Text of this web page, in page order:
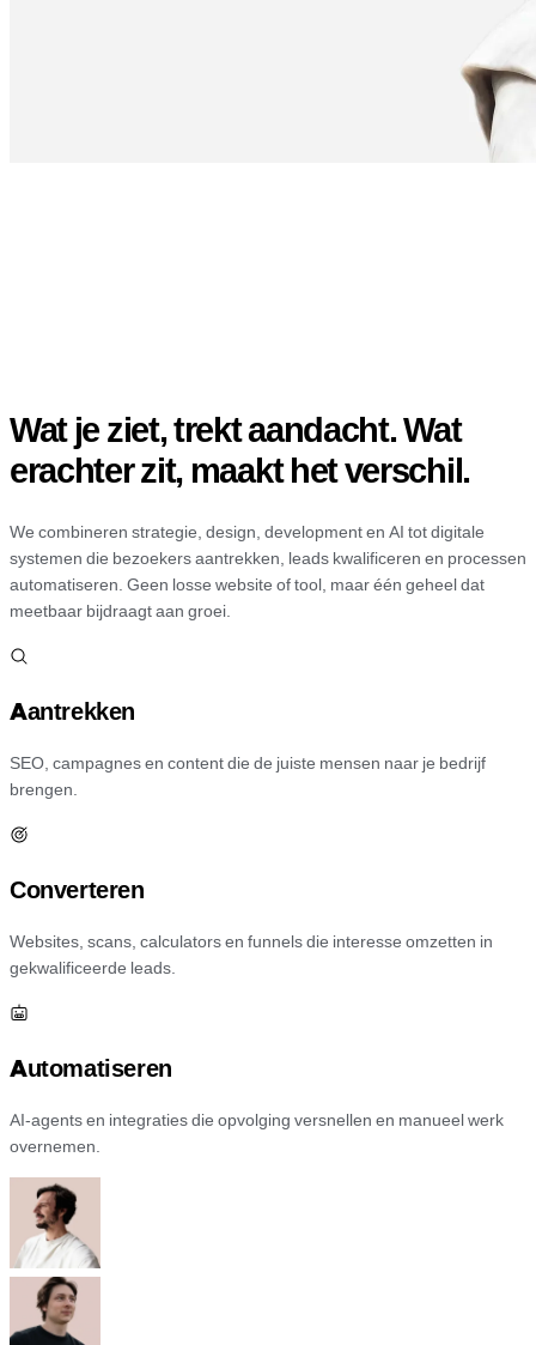
Wat je ziet, trekt aandacht. Wat
erachter zit, maakt het verschil.
We combineren strategie, design, development en AI tot digitale
systemen die bezoekers aantrekken, leads kwalificeren en processen
automatiseren. Geen losse website of tool, maar één geheel dat
meetbaar bijdraagt aan groei.
Aantrekken
SEO, campagnes en content die de juiste mensen naar je bedrijf
brengen.
Converteren
Websites, scans, calculators en funnels die interesse omzetten in
gekwalificeerde leads.
Automatiseren
AI-agents en integraties die opvolging versnellen en manueel werk
overnemen.